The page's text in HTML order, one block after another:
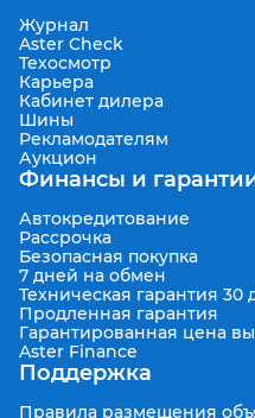
Журнал
Aster Check
Техосмотр
Карьера
Кабинет дилера
Шины
Рекламодателям
Аукцион
Финансы и
Автокредитование
Рассрочка
Безопасная покупка
7 дней на обмен
Техническая гарантия 30
Продленная гарантия
Гарантированная цена
Aster Finance
Поддержка
Правила размещения